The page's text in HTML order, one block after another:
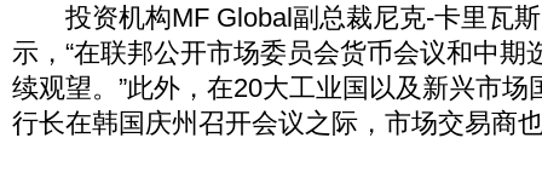
投资机构MF Global副总裁尼克-卡里瓦斯
示，“在联邦公开市场委员会货币会议和中期
续观望。”此外，在20大工业国以及新兴市场
行长在韩国庆州召开会议之际，市场交易商